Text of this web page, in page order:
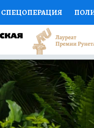
СПЕЦОПЕРАЦИЯ
НАУКА СПОРТ
ДОКТОР
ПРОГНОЗЫ НА СПОРТ